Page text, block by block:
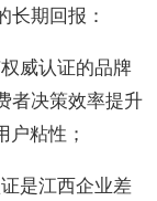
长期回报：
威认证的品牌
者决策效率提升
户粘性；
是江西企业差